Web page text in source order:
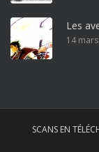
r
d
Les
14
SCANS EN